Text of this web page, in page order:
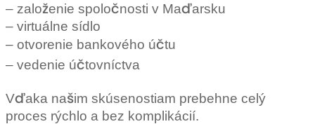
– založenie spoločnosti v Maďarsku
– virtuálne sídlo
– otvorenie bankového účtu
– vedenie účtovníctva
Vďaka našim skúsenostiam prebehne celý
proces rýchlo a bez komplikácií.